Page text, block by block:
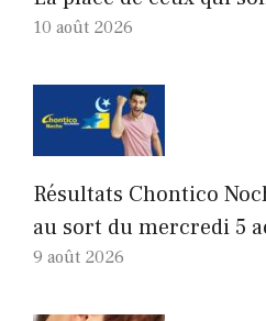
10 août 2026
Résultats Chontico
au sort du mercredi 5
9 août 2026